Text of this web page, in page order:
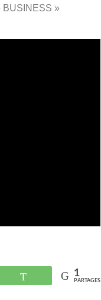
BUSINESS »
WhatsApp1
PARTAGES